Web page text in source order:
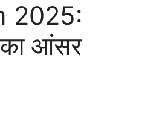
2025:
का आंसर